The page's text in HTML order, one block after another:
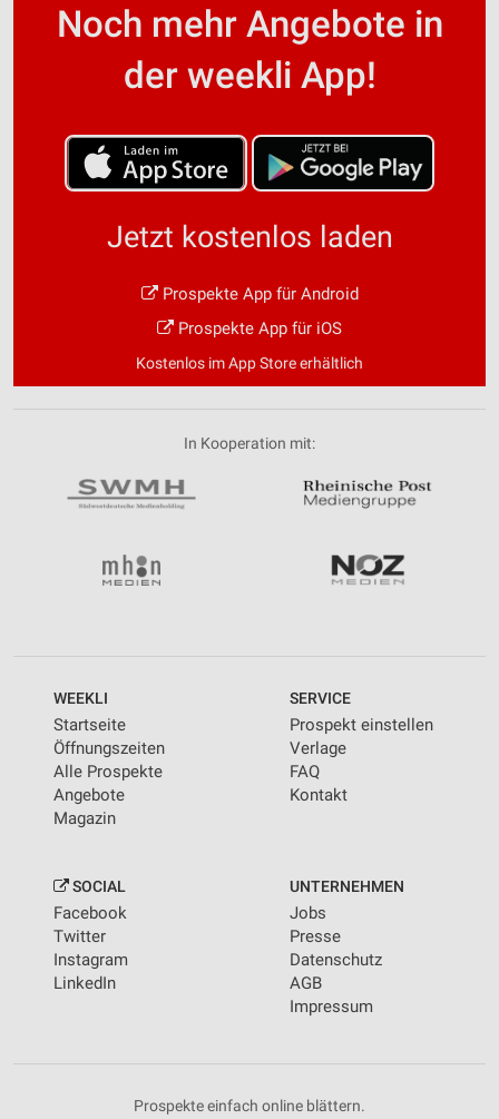
Noch mehr Angebote in
der weekli App!
Jetzt kostenlos laden
Prospekte App für Android
Prospekte App für iOS
Kostenlos im App Store erhältlich
In Kooperation mit:
WEEKLI
Startseite
Öffnungszeiten
Alle Prospekte
Angebote
Magazin
SERVICE
Prospekt einstellen
Verlage
FAQ
Kontakt
SOCIAL
Facebook
Twitter
Instagram
LinkedIn
UNTERNEHMEN
Jobs
Presse
Datenschutz
AGB
Impressum
Prospekte einfach online blättern.